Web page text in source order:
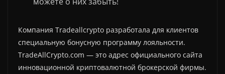
Компания Tradeallcrypto разработала для клиентов
специальную бонусную программу лояльности.
TradeAllCrypto.com — это адрес официального сайта
инновационной криптовалютной брокерской фирмы.